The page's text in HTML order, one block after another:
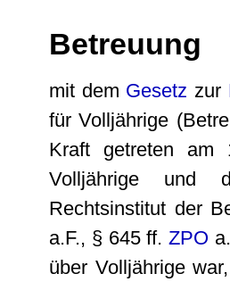
Betreuung
mit dem Gesetz zur
für Volljährige
Kraft getreten
Volljährige
Rechtsinstitut der
a.F., § 645 ff.ZPO
über Volljährige